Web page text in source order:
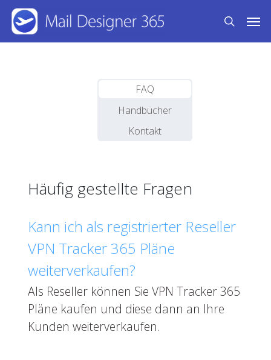
Skip
main
search
FAQ
Handbücher
Kontakt
Häufig gestellte Fragen
Kann ich als registrierter Reseller
VPN Tracker 365 Pläne
weiterverkaufen?
Als Reseller können Sie VPN Tracker 365
Pläne kaufen und diese dann an Ihre
Kunden weiterverkaufen.